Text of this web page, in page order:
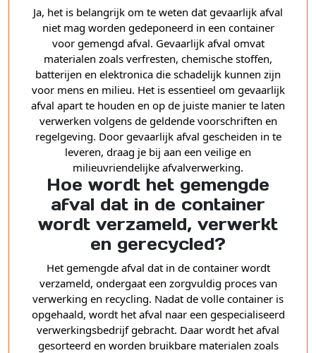
Ja, het is belangrijk om te weten dat gevaarlijk afval
niet mag worden gedeponeerd in een container
voor gemengd afval. Gevaarlijk afval omvat
materialen zoals verfresten, chemische stoffen,
batterijen en elektronica die schadelijk kunnen zijn
voor mens en milieu. Het is essentieel om gevaarlijk
afval apart te houden en op de juiste manier te laten
verwerken volgens de geldende voorschriften en
regelgeving. Door gevaarlijk afval gescheiden in te
leveren, draag je bij aan een veilige en
milieuvriendelijke afvalverwerking.
Hoe wordt het gemengde
afval dat in de container
wordt verzameld, verwerkt
en gerecycled?
Het gemengde afval dat in de container wordt
verzameld, ondergaat een zorgvuldig proces van
verwerking en recycling. Nadat de volle container is
opgehaald, wordt het afval naar een gespecialiseerd
verwerkingsbedrijf gebracht. Daar wordt het afval
gesorteerd en worden bruikbare materialen zoals